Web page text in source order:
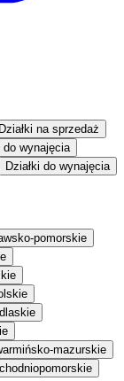
Działki na sprzedaż
do wynajęcia
Działki do wynajęcia
pomorskie
mazurskie